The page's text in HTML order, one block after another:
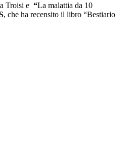
Troisi e “La malattia da 10
, che ha recensito il libro “Bestiario